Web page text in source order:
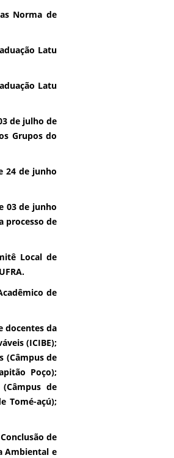
Norma de
Latu
Latu
de julho de
Grupos do
24 de junho
03 de junho
processo de
Local de
de
docentes da
(ICIBE);
(Câmpus de
Poço);
de
Tomé-açú);
de
Ambiental e